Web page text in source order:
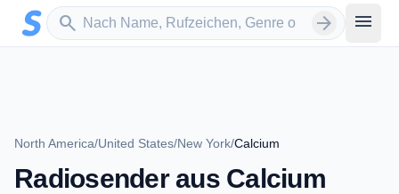
Zum Hauptinhalt springen
search
Sender suchen arrow_forward menu
North America/United States/New York/Calcium
Radiosender aus Calcium